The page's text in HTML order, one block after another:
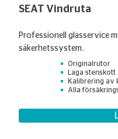
SEAT Vindruta
Professionell glasservice
säkerhetssystem.
Originalrutor
Laga stenskott
Kalibrering av
Alla